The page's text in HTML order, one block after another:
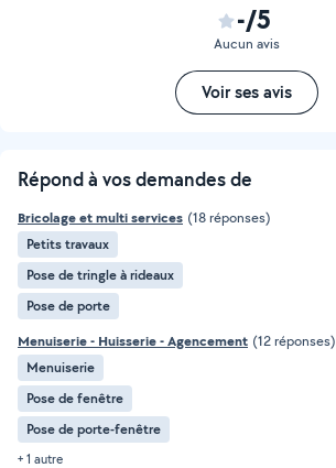
-/5
Aucun avis
Voir ses avis
Répond à vos demandes de
Bricolage et multi services (18 réponses)
Petits travaux
Pose de tringle à rideaux
Pose de porte
Menuiserie - Huisserie - Agencement (12 réponses)
Menuiserie
Pose de fenêtre
Pose de porte-fenêtre
+ 1 autre